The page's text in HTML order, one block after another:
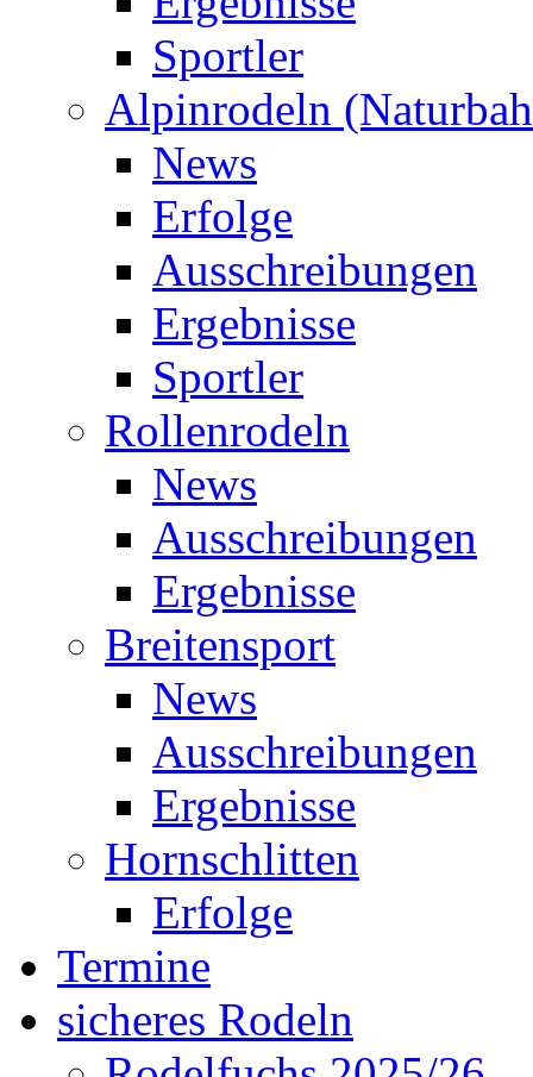
Sportler
Alpinrodeln
News
Erfolge
Ausschreibungen
Ergebnisse
Sportler
Rollenrodeln
News
Ausschreibungen
Ergebnisse
Breitensport
News
Ausschreibungen
Ergebnisse
Hornschlitten
Erfolge
Termine
sicheres Rodeln